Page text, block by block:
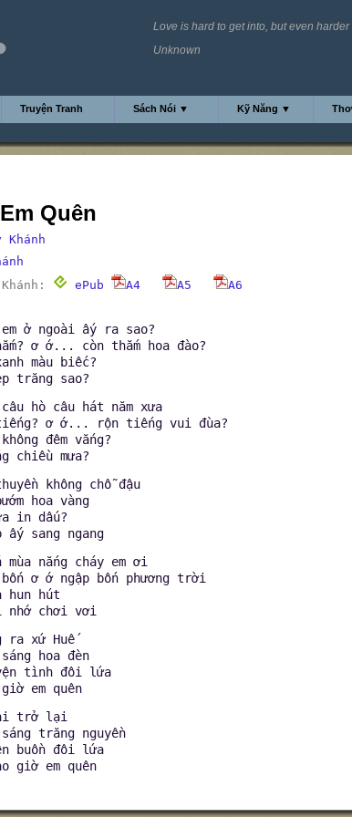
Love is hard to get into, but even harder
Unknown
Truyện Tranh Sách Nói ▼ Kỹ Năng ▼
Quên
Khánh
ePub A4 A5 A6
ở ngoài ấy ra sao?
ơ ớ... còn thắm hoa đào?
màu biếc?
trăng sao?
hò câu hát năm xưa
ơ ớ... rộn tiếng vui đùa?
đêm vắng?
chiều mưa?
không chỗ đậu
hoa vàng
in dấu?
ấy sang ngang
nắng cháy em ơi
ơ ớ ngập bốn phương trời
hun hút
nhớ chơi vơi
ra xứ Huế
hoa đèn
tình đôi lứa
em quên
trở lại
trăng nguyền
buồn đôi lứa
giờ em quên